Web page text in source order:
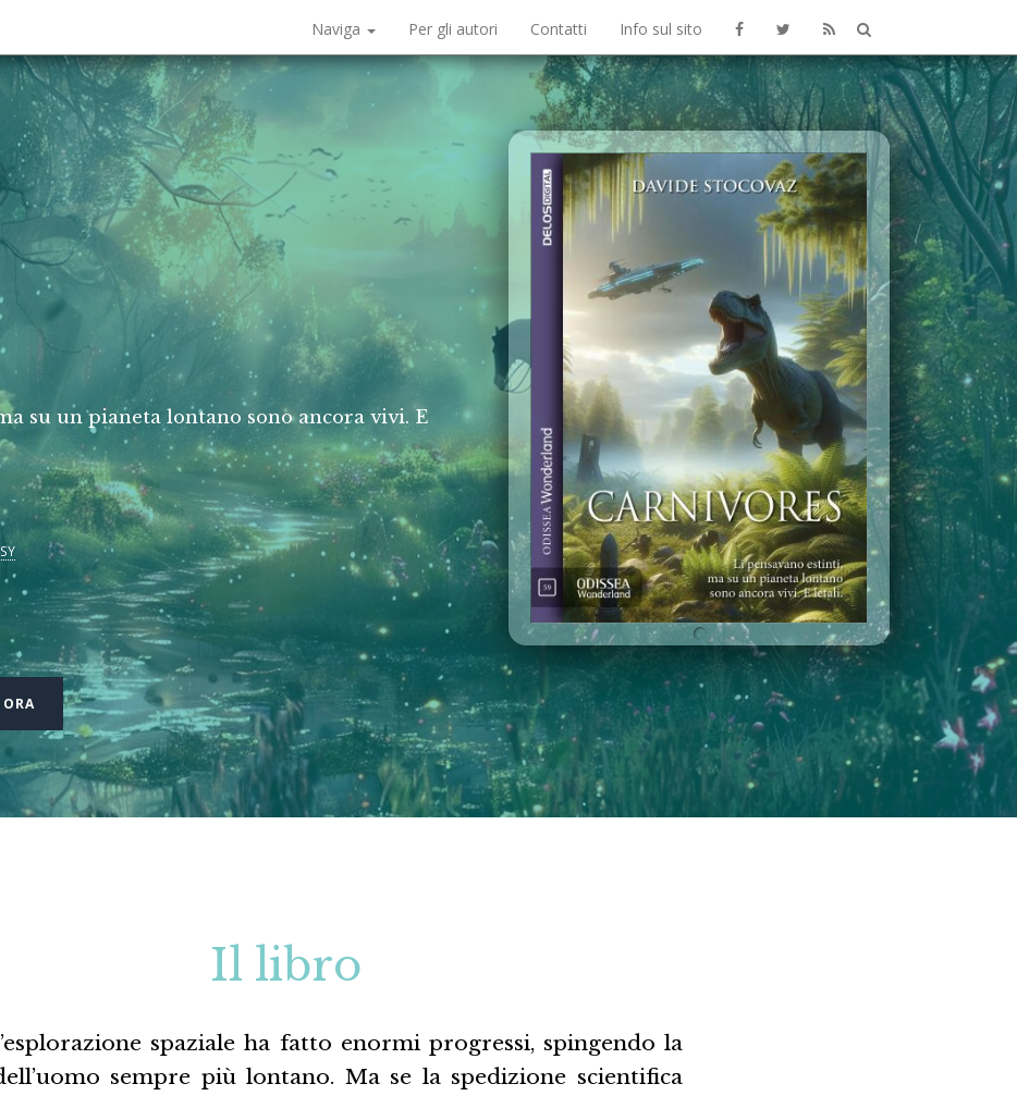
Naviga Per gli autori Contatti Info sul sito
su un pianeta lontano sono ancora vivi. E
ORA
Il libro
spaziale ha fatto enormi progressi, spingendo la
sempre più lontano. Ma se la spedizione scientifica